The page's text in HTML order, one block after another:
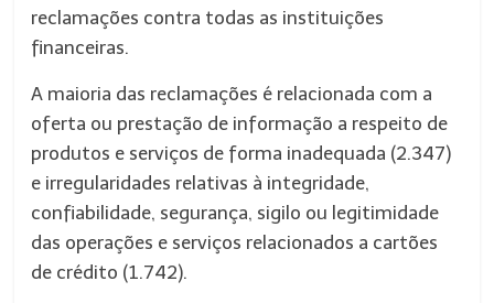
reclamações contra todas as instituições
financeiras.
A maioria das reclamações é relacionada com a
oferta ou prestação de informação a respeito de
produtos e serviços de forma inadequada (2.347)
e irregularidades relativas à integridade,
confiabilidade, segurança, sigilo ou legitimidade
das operações e serviços relacionados a cartões
de crédito (1.742).